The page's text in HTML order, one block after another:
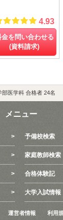
4.93
金を問い合わせる
(資料請求)
部医学科 合格者 24名
メニュー
予備校検索
家庭教師検索
合格体験記
大学入試情報
運営者情報 利用